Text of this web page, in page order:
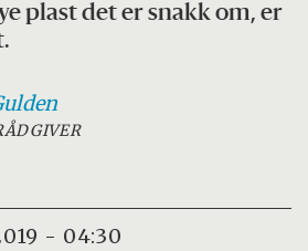
plast det er snakk om, er
- 04:30